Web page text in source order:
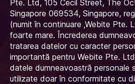
Pte. Ltd, 105 Cecil Street, The
Singapore 069534, Singapore,
(numit în continuare ‚Webite Pte.
foarte mare. Încrederea
tratarea datelor cu caracter
importantă pentru Webite Pte.
datele dumneavoastră personale
utilizate doar în conformitate cu